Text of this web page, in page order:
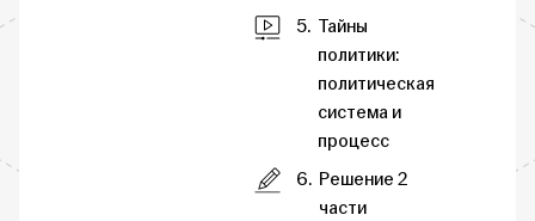
5. Тайны
политики:
политическая
система и
процесс
6. Решение 2
части